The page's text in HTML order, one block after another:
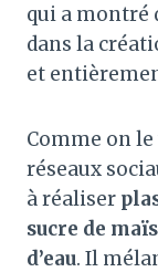
qui a montré
dans la
et
Comme on
réseaux
à réaliser
sucre de
d’eau. Il